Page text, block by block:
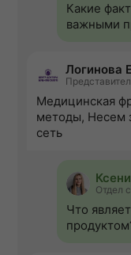
Какие
важными
Логинова
Медицинская
методы, Несем
сеть
Отдел
Что